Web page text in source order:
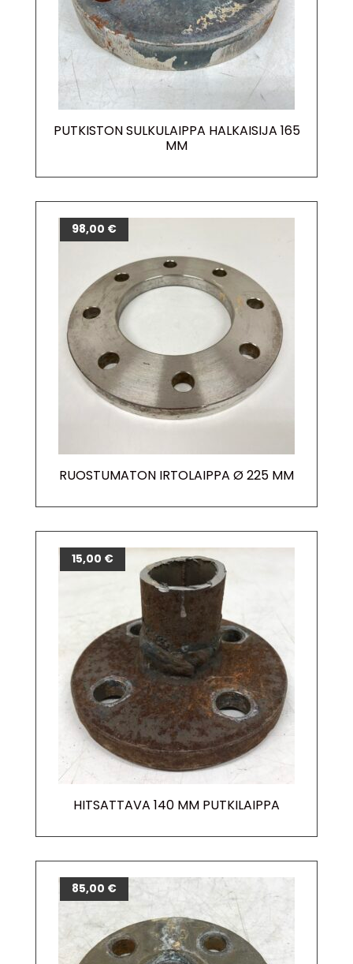
PUTKISTON SULKULAIPPA HALKAISIJA 165
MM
RUOSTUMATON IRTOLAIPPA Ø 225 MM
98,00 €
HITSATTAVA 140 MM PUTKILAIPPA
15,00 €
85,00 €